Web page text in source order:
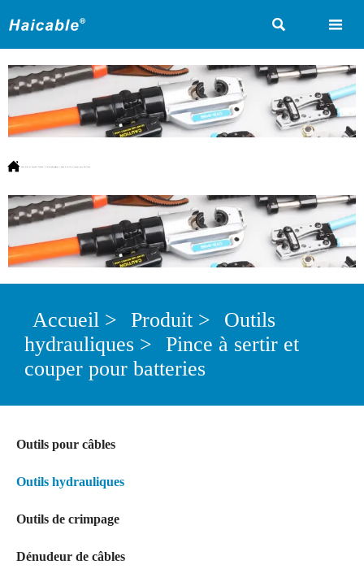
 
 Produit Pince à sertir et couper pour batteries
Accueil > Produit >
Outils
hydrauliques >
Pince à sertir et
couper pour batteries
Outils pour câbles
Outils hydrauliques
Outils de crimpage
Dénudeur de câbles